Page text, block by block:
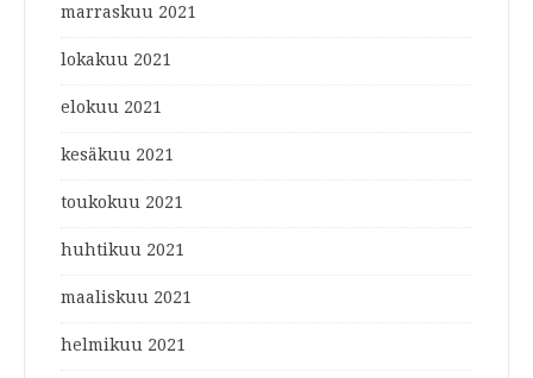
marraskuu 2021
lokakuu 2021
elokuu 2021
kesäkuu 2021
toukokuu 2021
huhtikuu 2021
maaliskuu 2021
helmikuu 2021